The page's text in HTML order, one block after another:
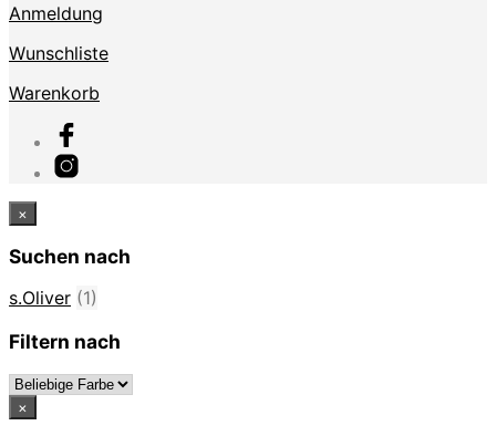
Anmeldung
Wunschliste
Warenkorb
×
Suchen nach
s.Oliver (1)
Filtern nach
×